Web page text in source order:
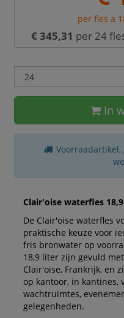
per fles a
€ 345,31 per 24
In
Clair'oise waterfles
De Clair'oise waterfles
praktische keuze voor
fris bronwater op
18,9 liter zijn gevuld
Clair'oise, Frankrijk, en
op kantoor, in kantines,
wachtruimtes,
gelegenheden.